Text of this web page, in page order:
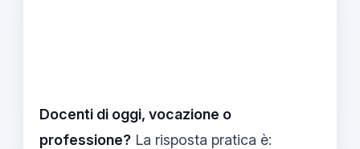
Docenti di oggi, vocazione o
professione? La risposta pratica è: